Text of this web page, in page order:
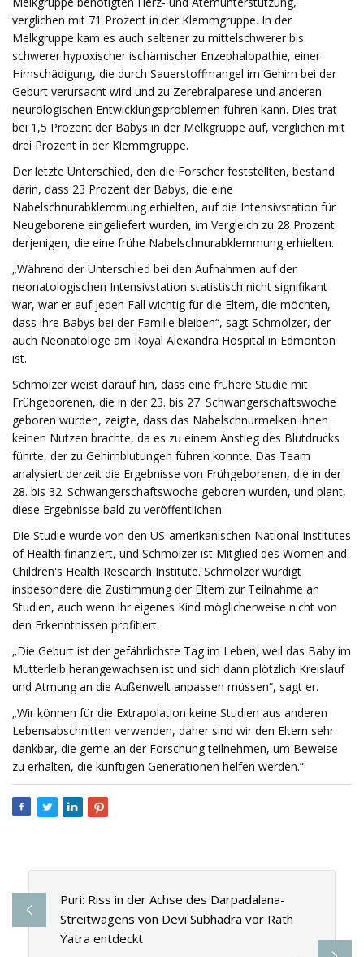
verglichen mit 71 Prozent in der Klemmgruppe. In der
Melkgruppe kam es auch seltener zu mittelschwerer bis
schwerer hypoxischer ischämischer Enzephalopathie, einer
Hirnschädigung, die durch Sauerstoffmangel im Gehirn bei der
Geburt verursacht wird und zu Zerebralparese und anderen
neurologischen Entwicklungsproblemen führen kann. Dies trat
bei 1,5 Prozent der Babys in der Melkgruppe auf, verglichen mit
drei Prozent in der Klemmgruppe.
Der letzte Unterschied, den die Forscher feststellten, bestand
darin, dass 23 Prozent der Babys, die eine
Nabelschnurabklemmung erhielten, auf die Intensivstation für
Neugeborene eingeliefert wurden, im Vergleich zu 28 Prozent
derjenigen, die eine frühe Nabelschnurabklemmung erhielten.
„Während der Unterschied bei den Aufnahmen auf der
neonatologischen Intensivstation statistisch nicht signifikant
war, war er auf jeden Fall wichtig für die Eltern, die möchten,
dass ihre Babys bei der Familie bleiben“, sagt Schmölzer, der
auch Neonatologe am Royal Alexandra Hospital in Edmonton
ist.
Schmölzer weist darauf hin, dass eine frühere Studie mit
Frühgeborenen, die in der 23. bis 27. Schwangerschaftswoche
geboren wurden, zeigte, dass das Nabelschnurmelken ihnen
keinen Nutzen brachte, da es zu einem Anstieg des Blutdrucks
führte, der zu Gehirnblutungen führen konnte. Das Team
analysiert derzeit die Ergebnisse von Frühgeborenen, die in der
28. bis 32. Schwangerschaftswoche geboren wurden, und plant,
diese Ergebnisse bald zu veröffentlichen.
Die Studie wurde von den US-amerikanischen National Institutes
of Health finanziert, und Schmölzer ist Mitglied des Women and
Children's Health Research Institute. Schmölzer würdigt
insbesondere die Zustimmung der Eltern zur Teilnahme an
Studien, auch wenn ihr eigenes Kind möglicherweise nicht von
den Erkenntnissen profitiert.
„Die Geburt ist der gefährlichste Tag im Leben, weil das Baby im
Mutterleib herangewachsen ist und sich dann plötzlich Kreislauf
und Atmung an die Außenwelt anpassen müssen“, sagt er.
„Wir können für die Extrapolation keine Studien aus anderen
Lebensabschnitten verwenden, daher sind wir den Eltern sehr
dankbar, die gerne an der Forschung teilnehmen, um Beweise
zu erhalten, die künftigen Generationen helfen werden.“
Puri: Riss in der Achse des Darpadalana-
Streitwagens von Devi Subhadra vor Rath
Yatra entdeckt